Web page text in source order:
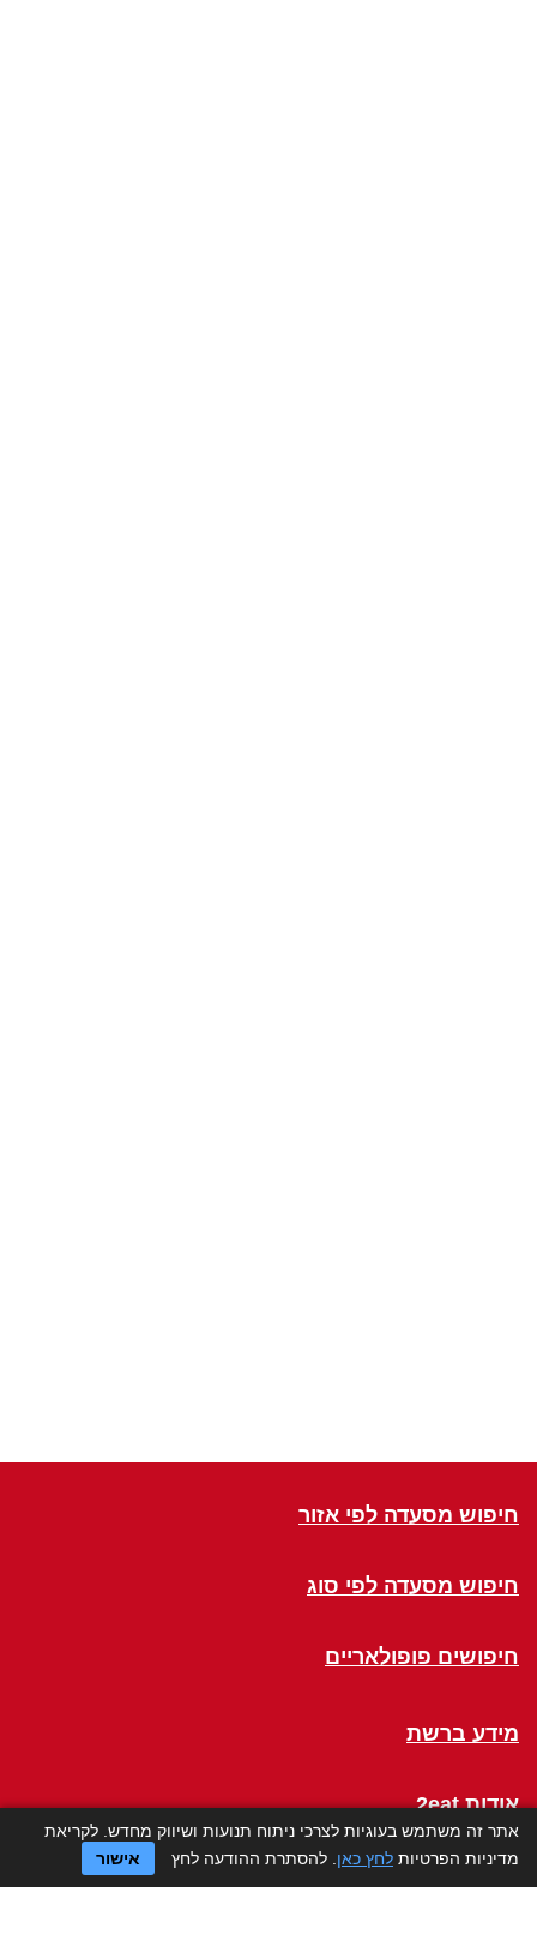
חיפוש מסעדה לפי אזור
חיפוש מסעדה לפי סוג
חיפושים פופולאריים
מידע ברשת
אודות 2eat
Click a Table
אתר זה משתמש בעוגיות לצרכי ניתוח תנועות ושיווק מחדש. לקריאת
מדיניות הפרטיות לחץ כאן . להסתרת ההודעה לחץ אישור